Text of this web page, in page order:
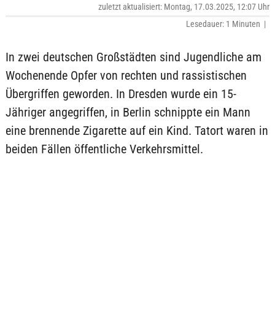
zuletzt aktualisiert: Montag, 17.03.2025, 12:07 Uhr
Lesedauer: 1 Minuten |
In zwei deutschen Großstädten sind Jugendliche am
Wochenende Opfer von rechten und rassistischen
Übergriffen geworden. In Dresden wurde ein 15-
Jähriger angegriffen, in Berlin schnippte ein Mann
eine brennende Zigarette auf ein Kind. Tatort waren in
beiden Fällen öffentliche Verkehrsmittel.